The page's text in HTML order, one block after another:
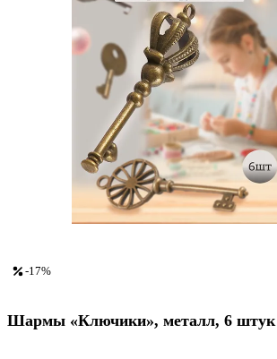
-17%
Шармы «Ключики», металл, 6 штук